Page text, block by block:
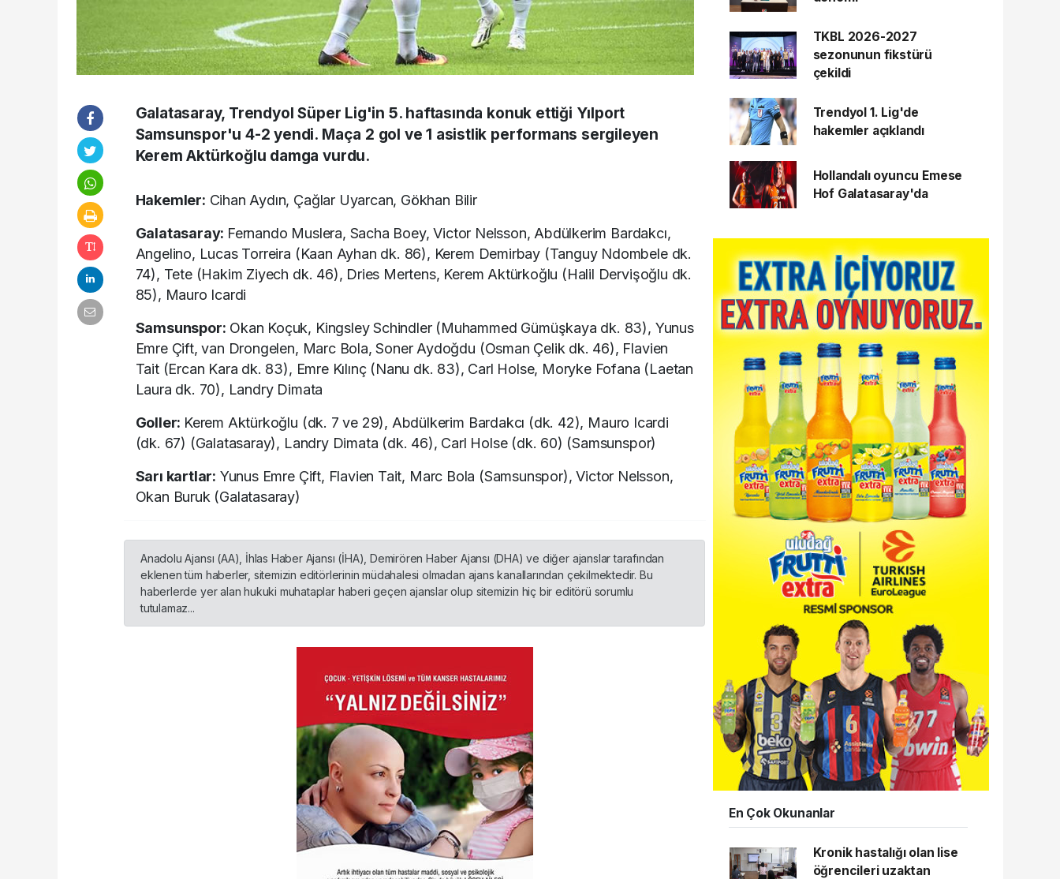
Galatasaray, Trendyol Süper Lig'in 5. haftasında konuk ettiği Yılport
Samsunspor'u 4-2 yendi. Maça 2 gol ve 1 asistlik performans sergileyen
Kerem Aktürkoğlu damga vurdu.
Hakemler: Cihan Aydın, Çağlar Uyarcan, Gökhan Bilir
Galatasaray: Fernando Muslera, Sacha Boey, Victor Nelsson, Abdülkerim Bardakcı,
Angelino, Lucas Torreira (Kaan Ayhan dk. 86), Kerem Demirbay (Tanguy Ndombele dk.
74), Tete (Hakim Ziyech dk. 46), Dries Mertens, Kerem Aktürkoğlu (Halil Dervişoğlu dk.
85), Mauro Icardi
Samsunspor: Okan Koçuk, Kingsley Schindler (Muhammed Gümüşkaya dk. 83), Yunus
Emre Çift, van Drongelen, Marc Bola, Soner Aydoğdu (Osman Çelik dk. 46), Flavien
Tait (Ercan Kara dk. 83), Emre Kılınç (Nanu dk. 83), Carl Holse, Moryke Fofana (Laetan
Laura dk. 70), Landry Dimata
Goller: Kerem Aktürkoğlu (dk. 7 ve 29), Abdülkerim Bardakcı (dk. 42), Mauro Icardi
(dk. 67) (Galatasaray), Landry Dimata (dk. 46), Carl Holse (dk. 60) (Samsunspor)
Sarı kartlar: Yunus Emre Çift, Flavien Tait, Marc Bola (Samsunspor), Victor Nelsson,
Okan Buruk (Galatasaray)
Anadolu Ajansı (AA), İhlas Haber Ajansı (İHA), Demirören Haber Ajansı (DHA) ve diğer ajanslar tarafından
eklenen tüm haberler, sitemizin editörlerinin müdahalesi olmadan ajans kanallarından çekilmektedir. Bu
haberlerde yer alan hukuki muhataplar haberi geçen ajanslar olup sitemizin hiç bir editörü sorumlu
tutulamaz...
TKBL 2026-2027
sezonunun fikstürü
çekildi
Trendyol 1. Lig'de
hakemler açıklandı
Hollandalı oyuncu Emese
Hof Galatasaray'da
En Çok Okunanlar
Kronik hastalığı olan lise
öğrencileri uzaktan